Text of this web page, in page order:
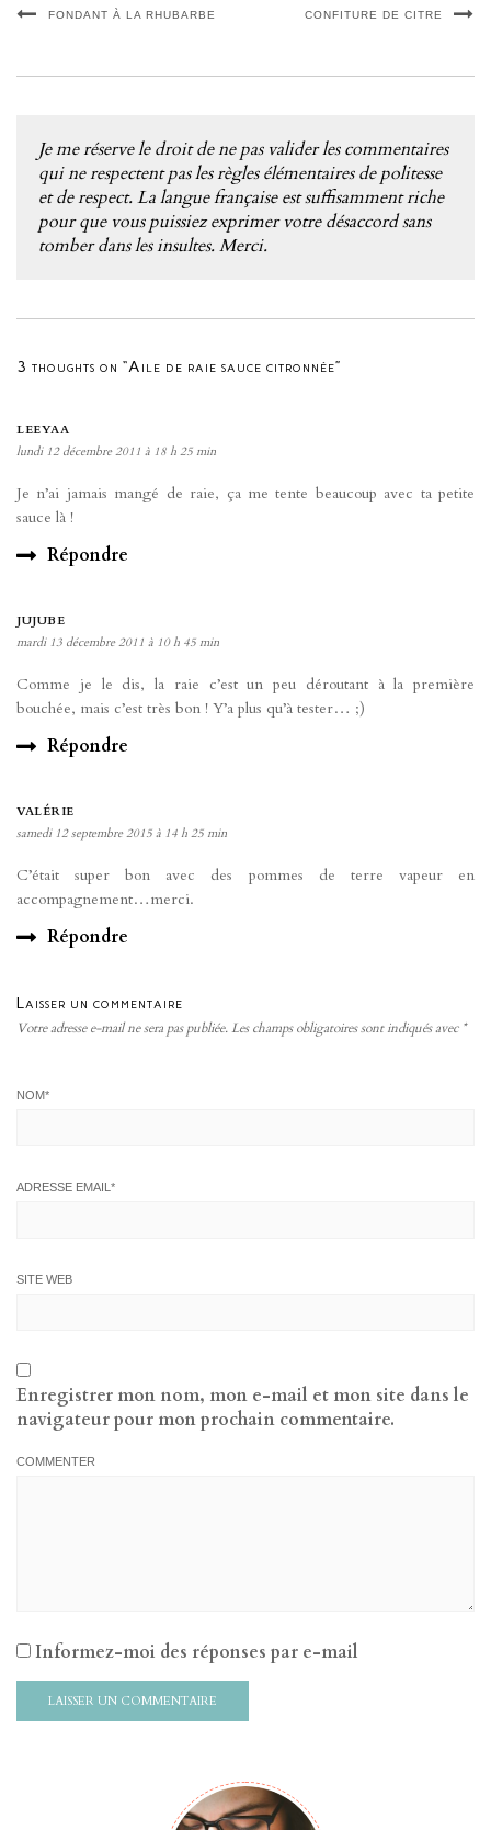
FONDANT À LA RHUBARBE CONFITURE DE CITRE
Je me réserve le droit de ne pas valider les commentaires
qui ne respectent pas les règles élémentaires de politesse
et de respect. La langue française est suffisamment riche
pour que vous puissiez exprimer votre désaccord sans
tomber dans les insultes. Merci.
3 thoughts on “Aile de raie sauce citronnée”
LEEYAA
lundi 12 décembre 2011 à 18 h 25 min
Je n’ai jamais mangé de raie, ça me tente beaucoup avec ta petite
sauce là !
Répondre
JUJUBE
mardi 13 décembre 2011 à 10 h 45 min
Comme je le dis, la raie c’est un peu déroutant à la première
bouchée, mais c’est très bon ! Y’a plus qu’à tester… ;)
Répondre
VALÉRIE
samedi 12 septembre 2015 à 14 h 25 min
C’était super bon avec des pommes de terre vapeur en
accompagnement…merci.
Répondre
Laisser un commentaire
Votre adresse e-mail ne sera pas publiée.Les champs obligatoires sont indiqués avec *
NOM*
ADRESSE EMAIL *
SITE WEB
Enregistrer mon nom, mon e-mail et mon site dans le
navigateur pour mon prochain commentaire.
COMMENTER
Informez-moi des réponses par e-mail